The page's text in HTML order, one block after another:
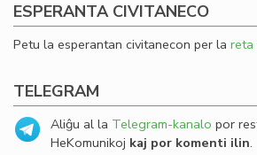
ESPERANTA CIVITANECO
Petu la esperantan civitanecon per la reta
TELEGRAM
Aliĝu al la Telegram-kanalo por
HeKomunikoj kaj por komenti ilin.